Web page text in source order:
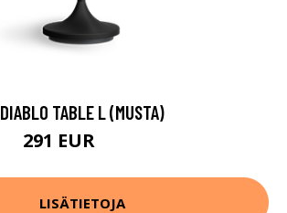
DIABLO TABLE L (MUSTA)
291 EUR
LISÄTIETOJA